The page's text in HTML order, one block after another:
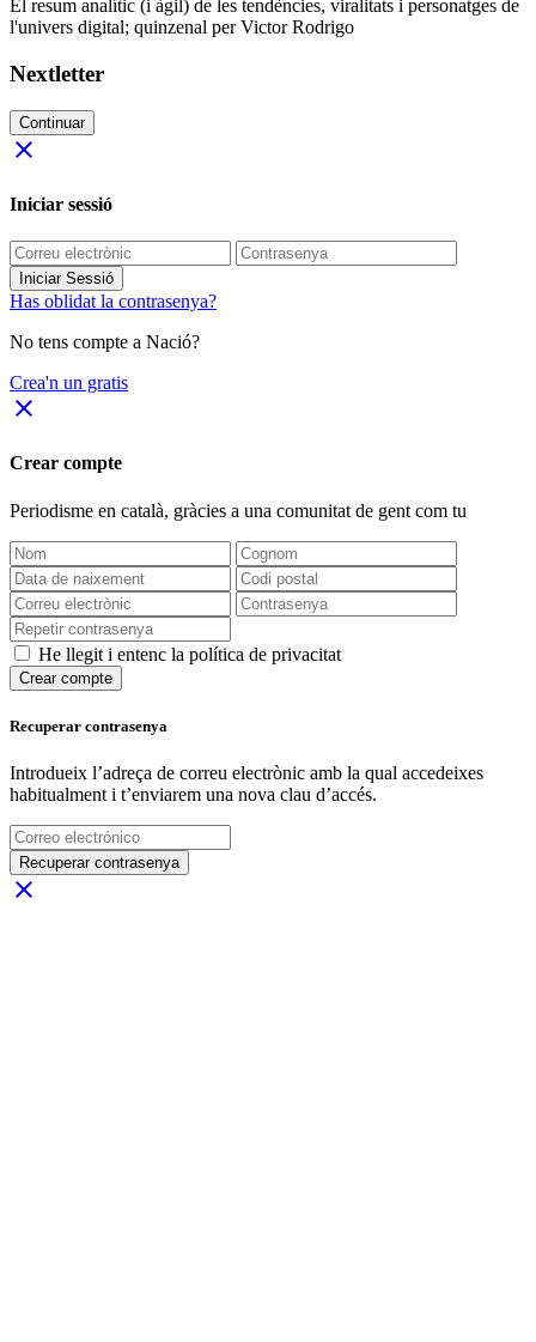
El resum analític (i àgil) de les tendències, viralitats i personatges de
l'univers digital; quinzenal per Victor Rodrigo
Nextletter
Continuar
close
Iniciar sessió
Iniciar Sessió
Has oblidat la contrasenya?
No tens compte a Nació?
Crea'n un gratis
close
Crear compte
Periodisme en català, gràcies a una comunitat de gent com tu
He llegit i entenc la política de privacitat
Crear compte
Recuperar contrasenya
Introdueix l’adreça de correu electrònic amb la qual accedeixes
habitualment i t’enviarem una nova clau d’accés.
Recuperar contrasenya
close